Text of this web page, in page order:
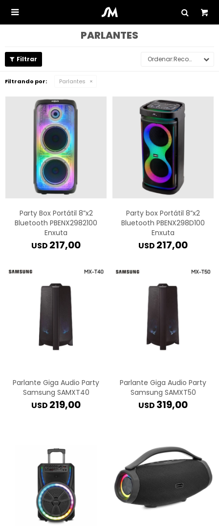

PARLANTES
Recomendados
Filtrando por: Parlantes
Party Box Portátil 8”x2
Bluetooth PBENX2982100
Enxuta
USD 217,00
Party box Portátil 8”x2
Bluetooth PBENX298D100
Enxuta
USD 217,00
Parlante Giga Audio Party
Samsung SAMXT40
USD 219,00
Parlante Giga Audio Party
Samsung SAMXT50
USD 319,00